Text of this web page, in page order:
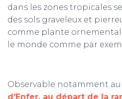
dans les zones tropicales
des sols graveleux et
comme plante
le monde comme par
Observable notamment au
d’Enfer, au départ de la